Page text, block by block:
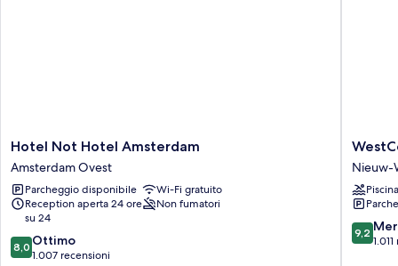
Hotel
Not
Hotel
Amsterdam
Amsterdam
Ovest
Hotel Not Hotel Amsterdam
Amsterdam Ovest
Parcheggio disponibile
Wi-Fi gratuito
Reception aperta 24 ore
su 24
Non fumatori
8.0
su
8,0 Ottimo
1.007 recensioni
Fashion
Hotel
Nieuw-
West
Nieuw-
Piscina
9.2
su
9,2